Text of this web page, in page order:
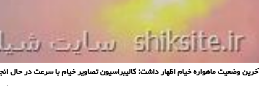
وضعیت ماهواره خیام اظهار داشت: کالیبراسیون تصاویر خیام با سرعت در حال